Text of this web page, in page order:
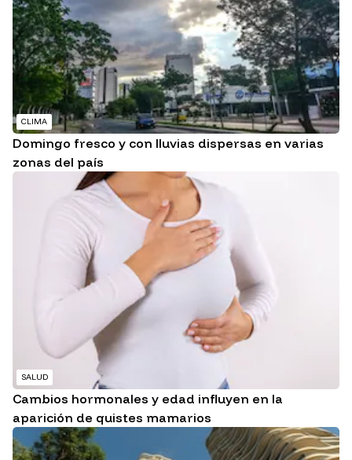
CLIMA
Domingo fresco y con lluvias dispersas en varias
zonas del país
SALUD
Cambios hormonales y edad influyen en la
aparición de quistes mamarios